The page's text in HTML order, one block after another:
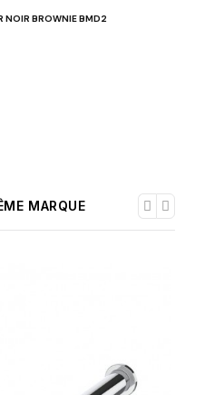
NOIR BROWNIE BMD2
MARQUE